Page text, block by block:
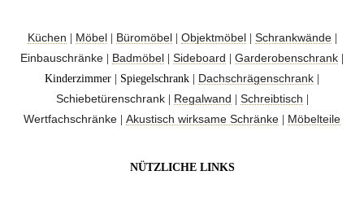
Küchen Möbel Büromöbel Objektmöbel Schrankwände|
Einbauschränke Badmöbel Sideboard Garderobenschrank
Kinderzimmer | Spiegelschrank | Dachschrägenschrank
Schiebetürenschrank| Regalwand Schreibtisch
Wertfachschränke Akustisch wirksame Schränke Möbelteile
NÜTZLICHE LINKS